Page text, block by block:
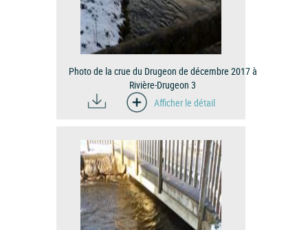
Photo de la crue du Drugeon de décembre 2017 à
Rivière-Drugeon 3
Afficher le détail